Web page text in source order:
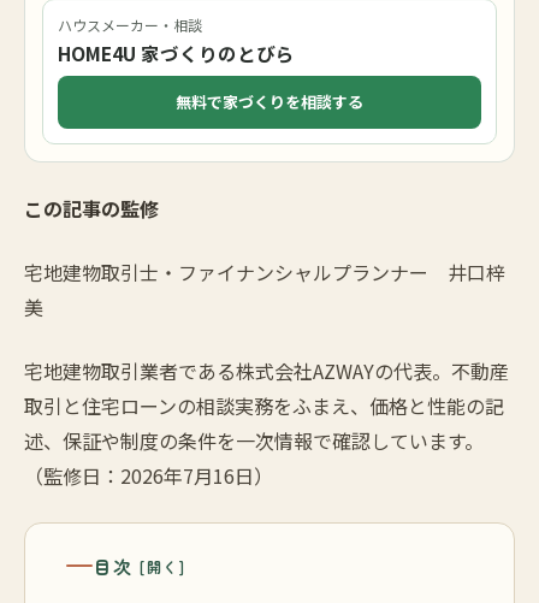
ハウスメーカー・相談
HOME4U 家づくりのとびら
無料で家づくりを相談する
この記事の監修
宅地建物取引士・ファイナンシャルプランナー 井口梓
美
宅地建物取引業者である株式会社AZWAYの代表。不動産
取引と住宅ローンの相談実務をふまえ、価格と性能の記
述、保証や制度の条件を一次情報で確認しています。
（監修日：2026年7月16日）
目次